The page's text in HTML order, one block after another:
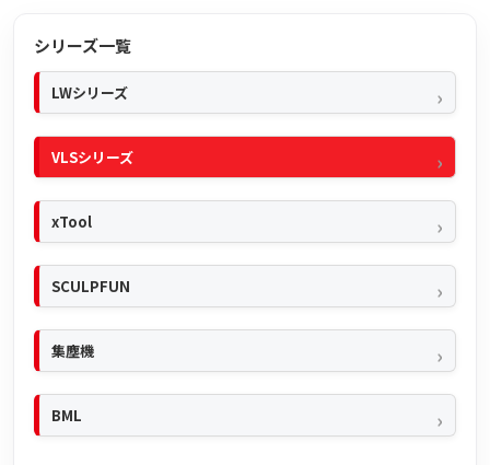
シリーズ一覧
LWシリーズ
VLSシリーズ
xTool
SCULPFUN
集塵機
BML